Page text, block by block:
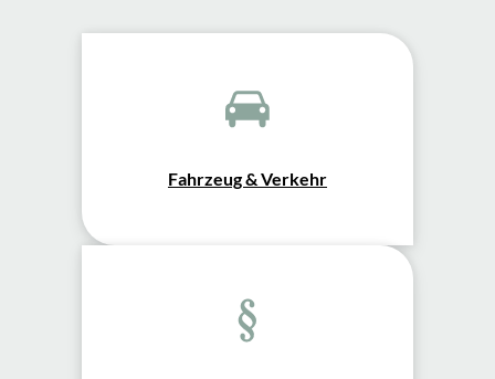
Fahrzeug & Verkehr